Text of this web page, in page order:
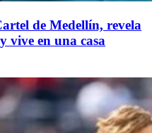
de Medellín, revela
vive en una casa